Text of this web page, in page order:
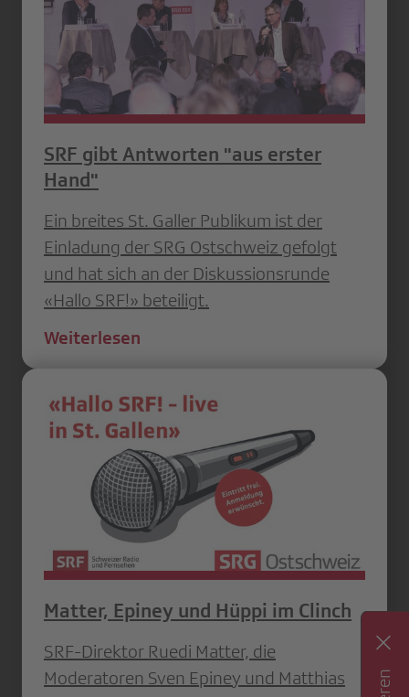
SRF gibt Antworten "aus erster
Hand"
Ein breites St. Galler Publikum ist der
Einladung der SRG Ostschweiz gefolgt
und hat sich an der Diskussionsrunde
«Hallo SRF!» beteiligt.
Weiterlesen
Matter, Epiney und Hüppi im Clinch
SRF-Direktor Ruedi Matter, die
Moderatoren Sven Epiney und Matthias